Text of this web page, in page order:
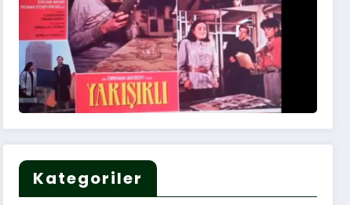
Kategoriler